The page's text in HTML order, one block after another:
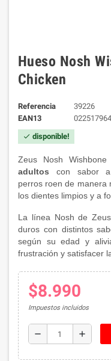
Hueso Nosh
Chicken
Referencia
39226
EAN13
check disponible!
Zeus Nosh
adultos con sabor
perros roen de manera
los dientes limpios y a
La línea Nosh de
duros con distintos
según su edad y
frustración y satisfacer
$8.990
Impuestos incluidos
remove add